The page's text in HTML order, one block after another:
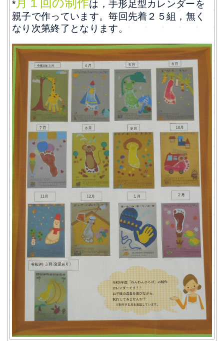
*
は，手形足型カレンダーを
親子で作っています。毎回先着２５組，無く
なり次第終了となります。